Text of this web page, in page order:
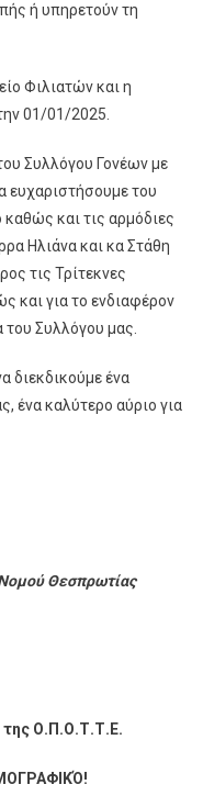
ή υπηρετούν τη
Φιλιατών και η
01/01/2025.
Συλλόγου Γονέων με
ευχαριστήσουμε του
και τις αρμόδιες
Ηλιάνα και κα Στάθη
τις Τρίτεκνες
και για το ενδιαφέρον
του Συλλόγου μας.
διεκδικούμε ένα
ένα καλύτερο αύριο για
Θεσπρωτίας
της Ο.Π.Ο.Τ.Τ.Ε.